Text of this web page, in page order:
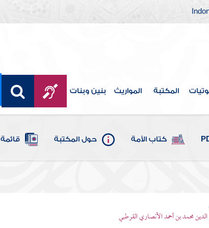
المكتبة المواريث بنين وبنات
كتاب الأمة حول المكتبة
محمد بن أحمد الأنصاري القرطبي